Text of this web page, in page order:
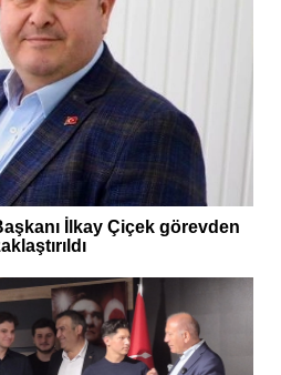
İlkay Çiçek görevden